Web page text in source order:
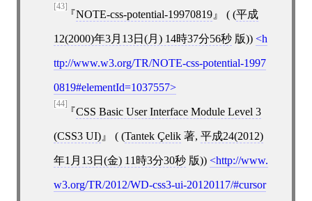
[43]
NOTE-css-potential-19970819 ( (平成
12(2000)年3月13日(月) 14時37分56秒版)) h
ttp://www.w3.org/TR/NOTE-css-potential-1997
0819#elementId=1037557
[44]
CSS Basic User Interface Module Level 3
(CSS3 UI) ( (Tantek Çelik著, 平成24(2012)
年1月13日(金) 11時3分30秒版)) http://www.
w3.org/TR/2012/WD-css3-ui-20120117/#cursor